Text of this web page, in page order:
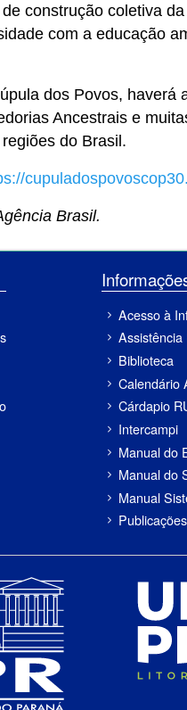
construção coletiva
com a educação
dos Povos,
Ancestrais e
do Brasil.
Brasil.
Acesso à
Biblioteca
Calendário
Cárdapio
Intercampi
Manual do
Manual do
Manual